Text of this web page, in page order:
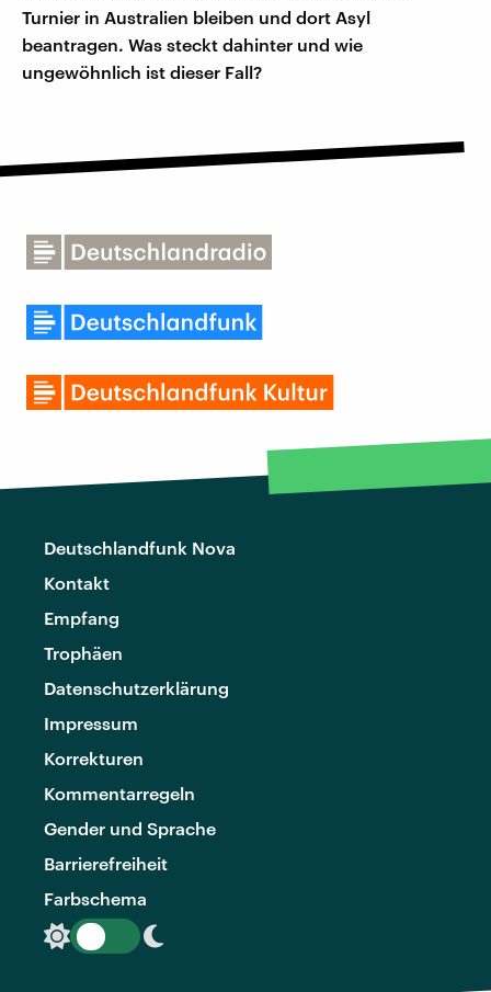
Turnier in Australien bleiben und dort Asyl
beantragen. Was steckt dahinter und wie
ungewöhnlich ist dieser Fall?
Deutschlandfunk Nova
Kontakt
Empfang
Trophäen
Datenschutzerklärung
Impressum
Korrekturen
Kommentarregeln
Gender und Sprache
Barrierefreiheit
Farbschema